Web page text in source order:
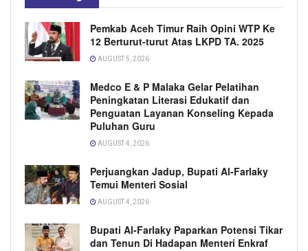
Pemkab Aceh Timur Raih Opini WTP Ke
12 Berturut-turut Atas LKPD TA. 2025
AUGUST 5, 2026
Medco E & P Malaka Gelar Pelatihan
Peningkatan Literasi Edukatif dan
Penguatan Layanan Konseling Kepada
Puluhan Guru
AUGUST 4, 2026
Perjuangkan Jadup, Bupati Al-Farlaky
Temui Menteri Sosial
AUGUST 4, 2026
Bupati Al-Farlaky Paparkan Potensi Tikar
dan Tenun Di Hadapan Menteri Enkraf